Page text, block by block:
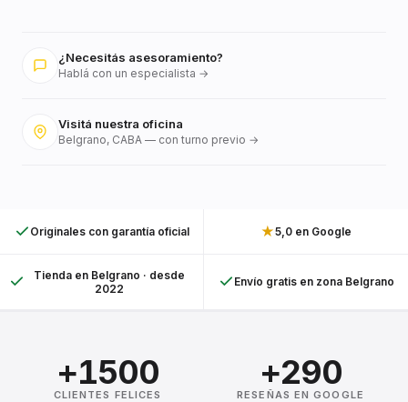
¿Necesitás asesoramiento?
Hablá con un especialista →
Visitá nuestra oficina
Belgrano, CABA — con turno previo →
Originales con garantía oficial ★5,0 en Google
Tienda en Belgrano · desde
2022
Envío gratis en zona Belgrano
+1500
CLIENTES FELICES
+290
RESEÑAS EN GOOGLE